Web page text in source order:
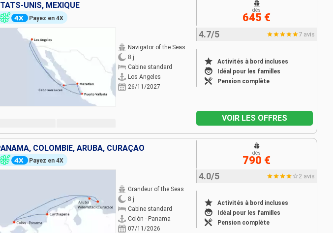
UNIS, MEXIQUE
Payez en 4X
Navigator of the Seas
8 j
Cabine standard
Los Angeles
26/11/2027
4.7/5 7 avis
Activités à bord incluses
Idéal pour les familles
Pension complète
dès
645 €
VOIR LES OFFRES
COLOMBIE, ARUBA, CURAÇAO
Payez en 4X
Grandeur of the Seas
8 j
Cabine standard
Colón - Panama
07/11/2026
4.0/5 2 avis
Activités à bord incluses
Idéal pour les familles
Pension complète
dès
790 €